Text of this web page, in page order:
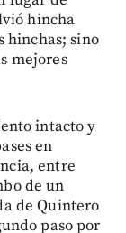
hincha
hinchas; sino
mejores
intacto y
en
entre
de un
de Quintero
paso por